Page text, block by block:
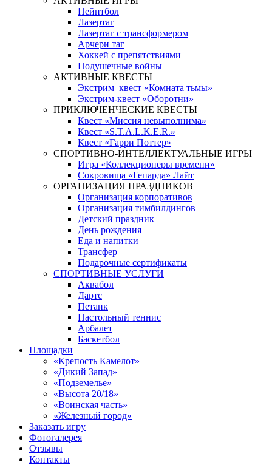
Пейнтбол
Лазертаг
Лазертаг с трансформером
Арчери таг
Хоккей с препятствиями
Подушечные войны
АКТИВНЫЕ КВЕСТЫ
Экстрим–квест «Комната тьмы»
Экстрим-квест «Оборотни»
ПРИКЛЮЧЕНЧЕСКИЕ КВЕСТЫ
Квест «Миссия невыполнима»
Квест «S.T.A.L.K.E.R.»
Квест «Гарри Поттер»
СПОРТИВНО-ИНТЕЛЛЕКТУАЛЬНЫЕ ИГРЫ
Игра «Коллекционеры времени»
Сокровища «Гепарда» Лайт
ОРГАНИЗАЦИЯ ПРАЗДНИКОВ
Организация корпоративов
Организация тимбилдингов
Детский праздник
День рождения
Еда и напитки
Трансфер
Подарочные сертификаты
СПОРТИВНЫЕ УСЛУГИ
Аквабол
Дартс
Петанк
Настольный теннис
Арбалет
Баскетбол
Площадки
«Крепость Камелот»
«Дикий Запад»
«Подземелье»
«Высота 20/18»
«Воинская часть»
«Железный город»
Заказать игру
Фотогалерея
Отзывы
Контакты